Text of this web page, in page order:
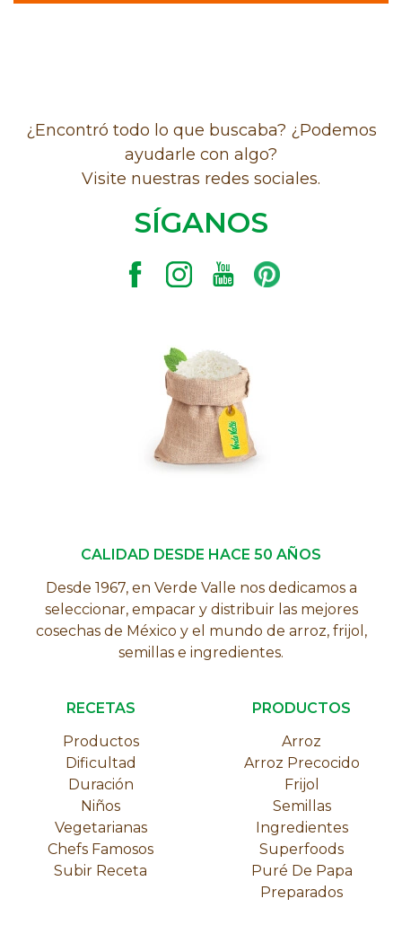
¿Encontró todo lo que buscaba? ¿Podemos
ayudarle con algo?
Visite nuestras redes sociales.
SÍGANOS
CALIDAD DESDE HACE 50 AÑOS
Desde 1967, en Verde Valle nos dedicamos a
seleccionar, empacar y distribuir las mejores
cosechas de México y el mundo de arroz, frijol,
semillas e ingredientes.
RECETAS
Productos
Dificultad
Duración
Niños
Vegetarianas
Chefs Famosos
Subir Receta
PRODUCTOS
Arroz
Arroz Precocido
Frijol
Semillas
Ingredientes
Superfoods
Puré De Papa
Preparados